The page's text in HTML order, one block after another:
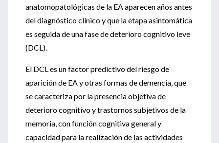
anatomopatológicas de la EA aparecen años antes
del diagnóstico clínico y que la etapa asintomática
es seguida de una fase de deterioro cognitivo leve
(DCL).
El DCL es un factor predictivo del riesgo de
aparición de EA y otras formas de demencia, que
se caracteriza por la presencia objetiva de
deterioro cognitivo y trastornos subjetivos de la
memoria, con función cognitiva general y
capacidad para la realización de las actividades